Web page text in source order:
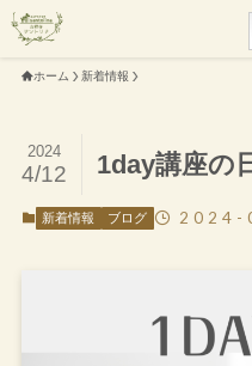
ホーム 新着情報
1day講座の
2024
4/12
新着情報 ブログ 2024-